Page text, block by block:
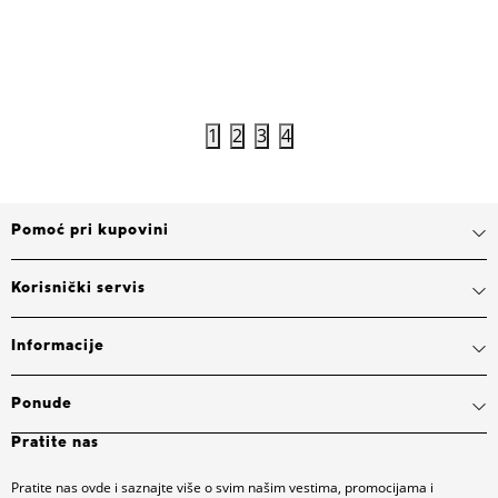
1 2 3 4
Pomoć pri kupovini
Korisnički servis
Informacije
Ponude
Pratite nas
Pratite nas ovde i saznajte više o svim našim vestima, promocijama i